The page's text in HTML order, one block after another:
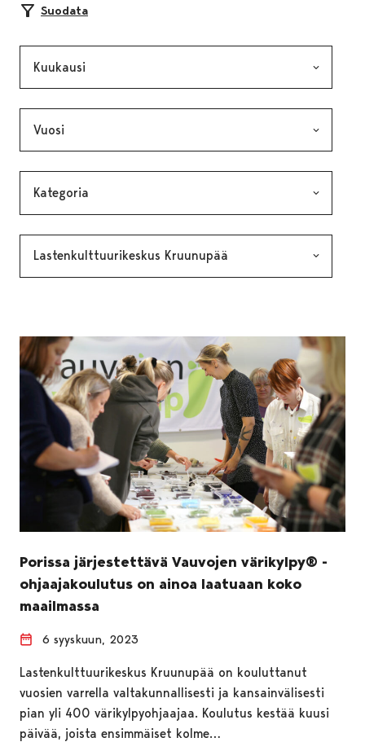
Suodata
Porissa järjestettävä Vauvojen värikylpy® -
ohjaajakoulutus on ainoa laatuaan koko
maailmassa
6 syyskuun, 2023
Lastenkulttuurikeskus Kruunupää on kouluttanut
vuosien varrella valtakunnallisesti ja kansainvälisesti
pian yli 400 värikylpyohjaajaa. Koulutus kestää kuusi
päivää, joista ensimmäiset kolme…